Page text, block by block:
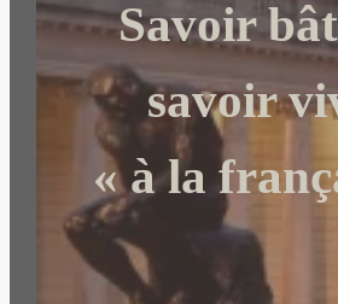
h
r
Savoir
savoir
« à la